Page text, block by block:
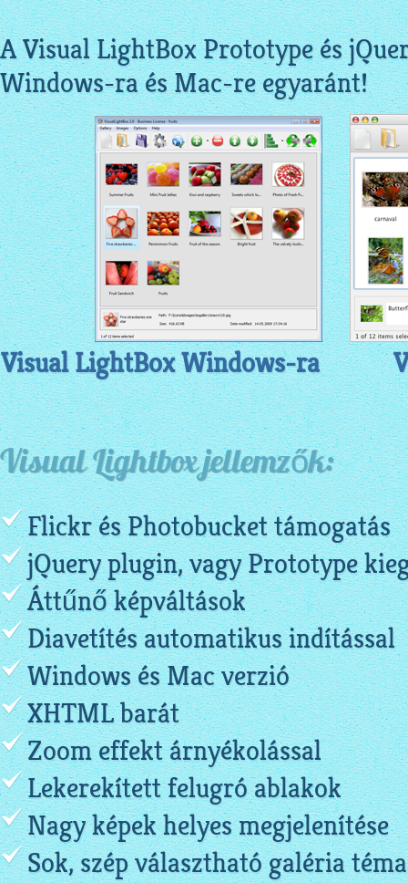
A Visual LightBox Prototype és
Windows-ra és Mac-re egyaránt!
Visual LightBox Windows-ra
Visual Lightbox jellemzők:
Flickr és Photobucket támogatás
jQuery plugin, vagy Prototype
Áttűnő képváltások
Diavetítés automatikus indítással
Windows és Mac verzió
XHTML barát
Zoom effekt árnyékolással
Lekerekített felugró ablakok
Nagy képek helyes megjelenítése
Sok, szép választható galéria téma